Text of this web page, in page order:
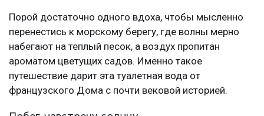
Порой достаточно одного вдоха, чтобы мысленно
перенестись к морскому берегу, где волны мерно
набегают на теплый песок, а воздух пропитан
ароматом цветущих садов. Именно такое
путешествие дарит эта туалетная вода от
французского Дома с почти вековой историей.